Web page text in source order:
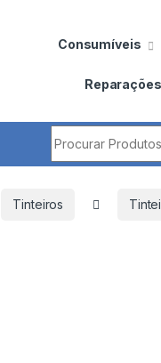
Consumíveis
Tinteiros